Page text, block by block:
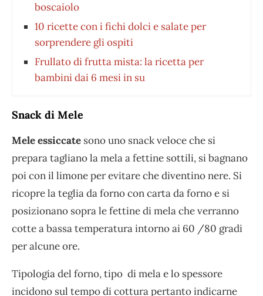
boscaiolo
10 ricette con i fichi dolci e salate per
sorprendere gli ospiti
Frullato di frutta mista: la ricetta per
bambini dai 6 mesi in su
Snack di Mele
Mele essiccate sono uno snack veloce che si
prepara tagliano la mela a fettine sottili, si bagnano
poi con il limone per evitare che diventino nere. Si
ricopre la teglia da forno con carta da forno e si
posizionano sopra le fettine di mela che verranno
cotte a bassa temperatura intorno ai 60 /80 gradi
per alcune ore.
Tipologia del forno, tipo di mela e lo spessore
incidono sul tempo di cottura pertanto indicarne